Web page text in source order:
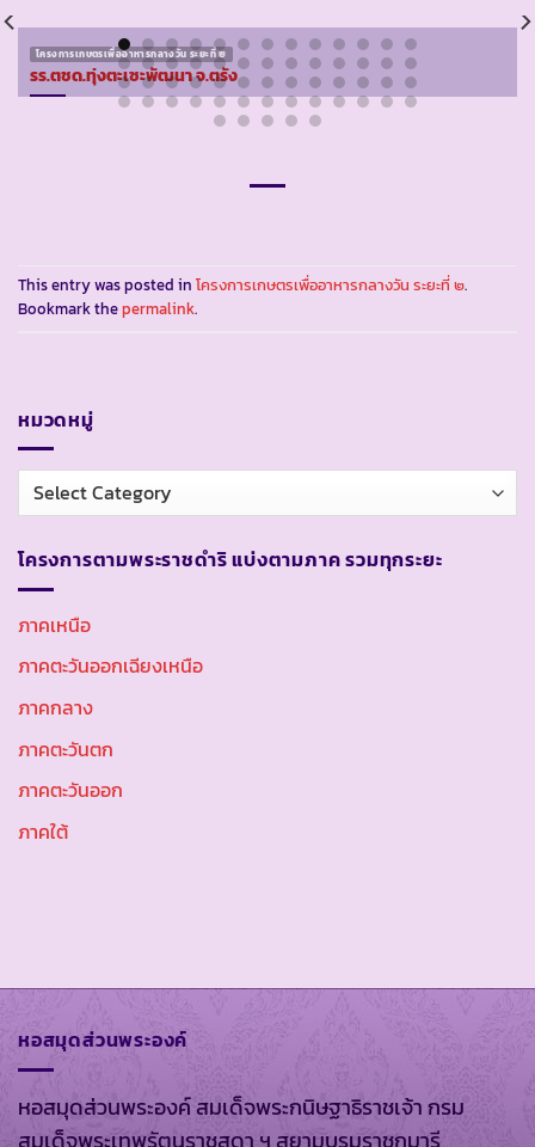
โครงการเกษตรเพื่ออาหารกลางวัน ระยะที่ ๒
รร.ตชด.ทุ่งตะเซะพัฒนา จ.ตรัง
This entry was posted in โครงการเกษตรเพื่ออาหารกลางวัน ระยะที่ ๒.
Bookmark thepermalink.
หมวดหมู่
หมวด
หมู่
โครงการตามพระราชดำริ แบ่งตามภาค รวมทุกระยะ
ภาคเหนือ
ภาคตะวันออกเฉียงเหนือ
ภาคกลาง
ภาคตะวันตก
ภาคตะวันออก
ภาคใต้
หอสมุดส่วนพระองค์
หอสมุดส่วนพระองค์ สมเด็จพระกนิษฐาธิราชเจ้า กรม